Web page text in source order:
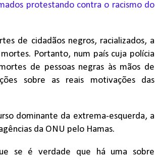
protestando contra o racismo do
de cidadãos negros, racializados, a
Portanto, num país cuja polícia
de pessoas negras às mãos de
sobre as reais motivações das
dominante da extrema-esquerda, a
da ONU pelo Hamas.
se é verdade que há uma sobre